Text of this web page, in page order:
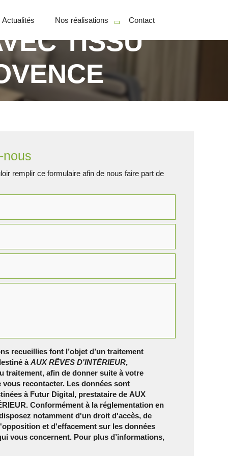
Actualités Nos réalisations Contact
TISSU
nous
remplir ce formulaire afin de nous faire part de
recueillies font l’objet d’un traitement
àAUX RÊVES D'INTÉRIEUR,
traitement, afin de donner suite à votre
vous recontacter. Les données sont
à Futur Digital, prestataire de AUX
Conformément à la réglementation en
notamment d'un droit d'accès, de
et d'effacement sur les données
vous concernent. Pour plus d’informations,